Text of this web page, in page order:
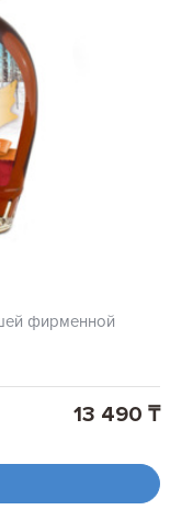
фирменной
13 490 ₸